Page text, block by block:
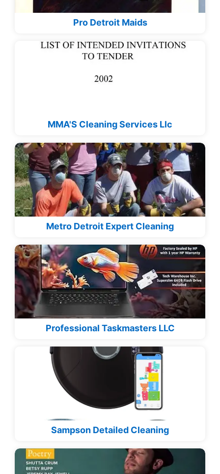
Pro Detroit Maids
MMA'S Cleaning Services Llc
Metro Detroit Expert Cleaning
Professional Taskmasters LLC
Sampson Detailed Cleaning